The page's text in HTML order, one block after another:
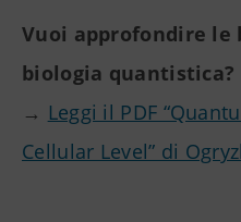
Vuoi approfondire le
biologia quantistica?
→ Leggi il PDF
Cellular Level” di